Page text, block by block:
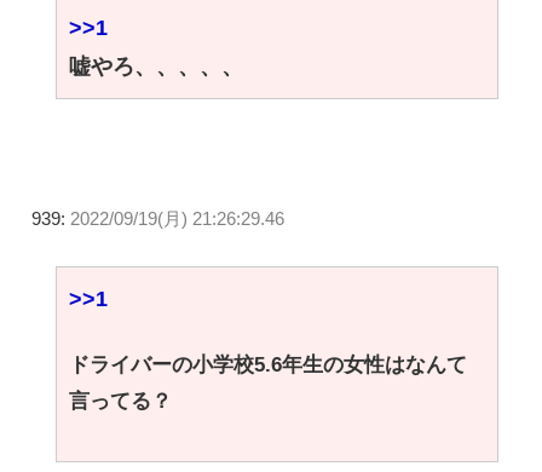
>>1
嘘やろ、、、、、
939: 2022/09/19(月) 21:26:29.46
>>1
ドライバーの小学校5.6年生の女性はなんて
言ってる？